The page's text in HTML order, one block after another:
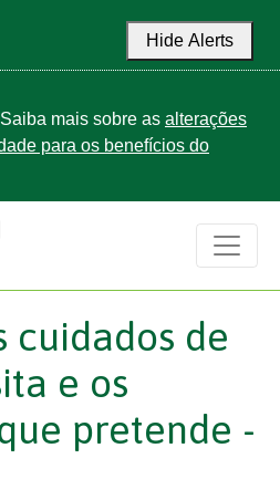
Hide Alerts
mais sobre as alterações
para os benefícios do
cuidados de
e os
pretende -